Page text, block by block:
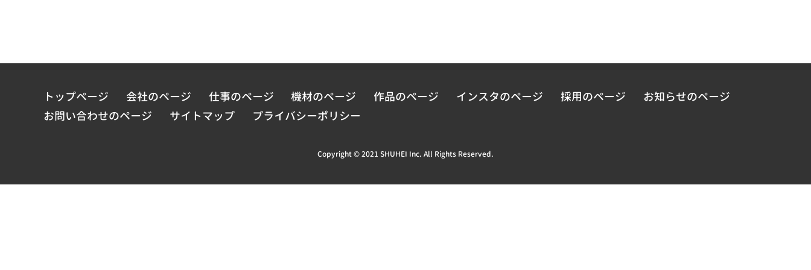
トップページ 会社のページ 仕事のページ 機材のページ 作品のページ インスタのページ 採用のページ
お知らせのページ
お問い合わせのページ
サイトマップ プライバシーポリシー
Copyright © 2021 SHUHEI Inc. All Rights Reserved.